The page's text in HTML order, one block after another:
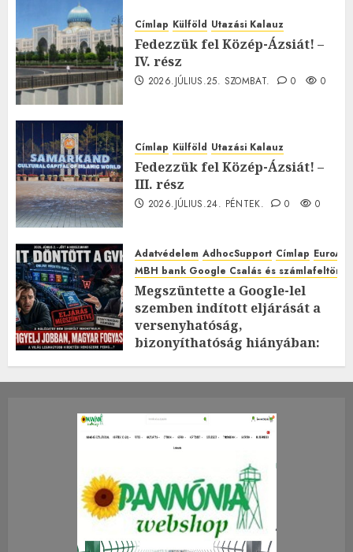
Címlap Külföld Utazási Kalauz
Fedezzük fel Közép-Ázsiát! –
IV. rész
2026.JÚLIUS.25. SZOMBAT. 0 0
Címlap Külföld Utazási Kalauz
Fedezzük fel Közép-Ázsiát! –
III. rész
2026.JÚLIUS.24. PÉNTEK. 0 0
Adatvédelem AdhocSupport Címlap
MBH bank Google Csalás és
Megszüntette a Google-lel
szemben indított eljárását a
versenyhatóság,
bizonyíthatóság hiányában:
2026.JÚLIUS.23. CSÜTÖRTÖK.
0